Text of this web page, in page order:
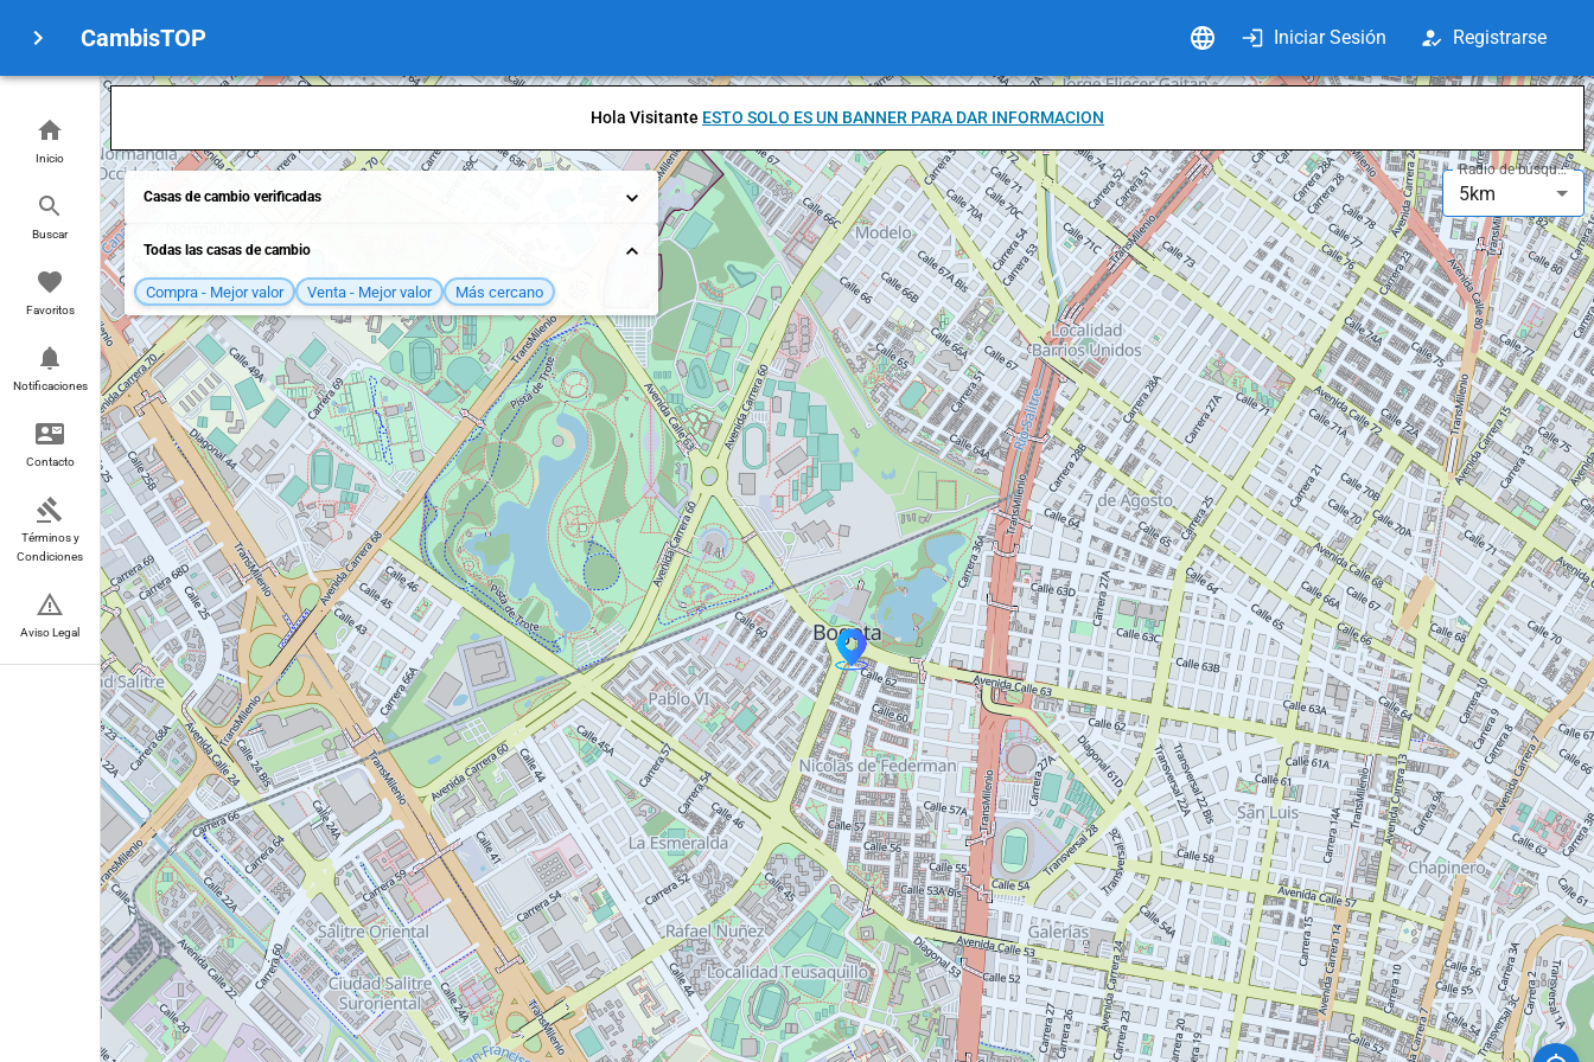
CambisTOP Iniciar Sesión Registrarse
Inicio
Buscar
Favoritos
Notificaciones
Contacto
Términos y
Condiciones
Aviso Legal
Hola Visitante ESTO SOLO ES UN BANNER PARA DAR INFORMACION
Radio de búsqueda
5km
Casas de cambio verificadas
Todas las casas de cambio
Compra - Mejor valor Venta - Mejor valor Más cercano